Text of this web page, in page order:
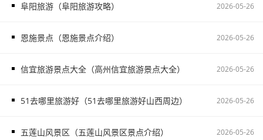
阜阳旅游（阜阳旅游攻略） 2026-05-26
恩施景点（恩施景点介绍） 2026-05-26
信宜旅游景点大全（高州信宜旅游景点大全） 2026-05-26
51去哪里旅游好（51去哪里旅游好山西周边） 2026-05-26
五莲山风景区（五莲山风景区景点介绍） 2026-05-26